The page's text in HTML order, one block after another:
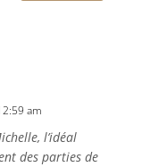
am
l’idéal
des parties de